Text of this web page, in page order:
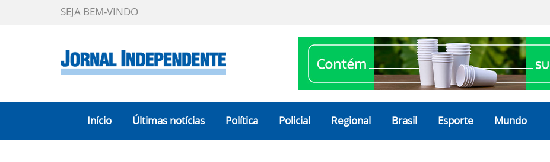
SEJA BEM-VINDO
Início Últimas notícias Política Policial Regional Brasil Esporte Mundo